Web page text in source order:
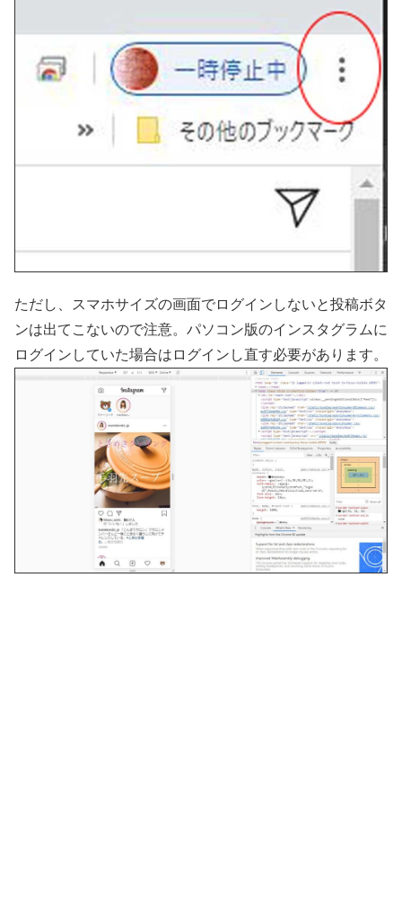
ただし、スマホサイズの画面でログインしないと投稿ボタ
ンは出てこないので注意。パソコン版のインスタグラムに
ログインしていた場合はログインし直す必要があります。